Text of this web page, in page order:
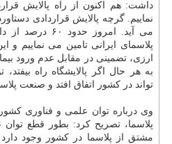
داشت: هم اكنون از راه پالایش
نماییم. گرچه پالایش قراردادی
می آید. امروز
پلاسمای ایرانی تامین می نماییم و
ارزی، تضمینی در مقابل عدم ورود
به هر حال اگر پالایشگاه راه
تواند در كشور اتفاق افتد و صنعت
وی درباره توان علمی و فناوری
پلاسما، تصریح كرد: بطور قطع توان
مشتق از پلاسما در كشور وجود دارد